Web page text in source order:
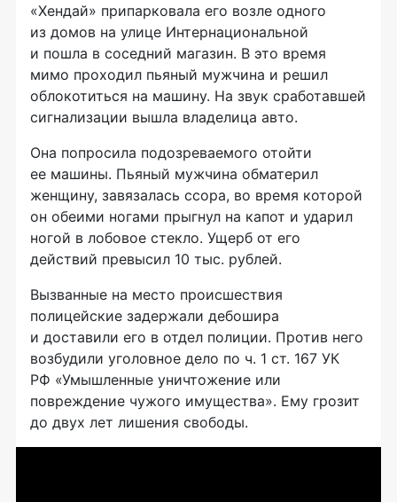
«Хендай» припарковала его возле одного
из домов на улице Интернациональной
и пошла в соседний магазин. В это время
мимо проходил пьяный мужчина и решил
облокотиться на машину. На звук сработавшей
сигнализации вышла владелица авто.
Она попросила подозреваемого отойти
ее машины. Пьяный мужчина обматерил
женщину, завязалась ссора, во время которой
он обеими ногами прыгнул на капот и ударил
ногой в лобовое стекло. Ущерб от его
действий превысил 10 тыс. рублей.
Вызванные на место происшествия
полицейские задержали дебошира
и доставили его в отдел полиции. Против него
возбудили уголовное дело по ч. 1 ст. 167 УК
РФ «Умышленные уничтожение или
повреждение чужого имущества». Ему грозит
до двух лет лишения свободы.